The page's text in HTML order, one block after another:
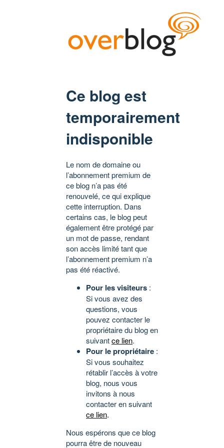
Ce blog est
temporairement
indisponible
Le nom de domaine ou
l’abonnement premium de
ce blog n’a pas été
renouvelé, ce qui explique
cette interruption. Dans
certains cas, le blog peut
également être protégé par
un mot de passe, rendant
son accès limité tant que
l’abonnement premium n’a
pas été réactivé.
Pour les visiteurs :
Si vous avez des
questions, vous
pouvez contacter le
propriétaire du blog en
suivantce lien.
Pour le propriétaire :
Si vous souhaitez
rétablir l’accès à votre
blog, nous vous
invitons à nous
contacter en suivant
ce lien.
Nous espérons que ce blog
pourra être de nouveau